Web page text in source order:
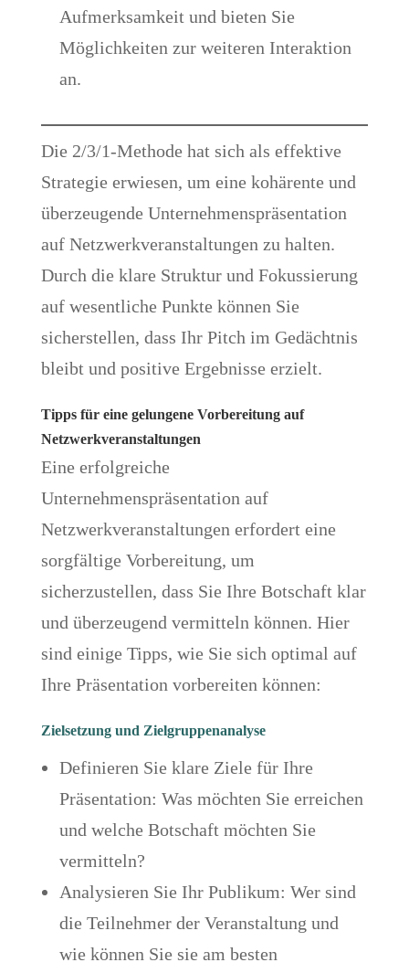
Aufmerksamkeit und bieten Sie
Möglichkeiten zur weiteren Interaktion
an.
Die 2/3/1-Methode hat sich als effektive
Strategie erwiesen, um eine kohärente und
überzeugende Unternehmenspräsentation
auf Netzwerkveranstaltungen zu halten.
Durch die klare Struktur und Fokussierung
auf wesentliche Punkte können Sie
sicherstellen, dass Ihr Pitch im Gedächtnis
bleibt und positive Ergebnisse erzielt.
Tipps für eine gelungene Vorbereitung auf
Netzwerkveranstaltungen
Eine erfolgreiche
Unternehmenspräsentation auf
Netzwerkveranstaltungen erfordert eine
sorgfältige Vorbereitung, um
sicherzustellen, dass Sie Ihre Botschaft klar
und überzeugend vermitteln können. Hier
sind einige Tipps, wie Sie sich optimal auf
Ihre Präsentation vorbereiten können:
Zielsetzung und Zielgruppenanalyse
Definieren Sie klare Ziele für Ihre
Präsentation: Was möchten Sie erreichen
und welche Botschaft möchten Sie
vermitteln?
Analysieren Sie Ihr Publikum: Wer sind
die Teilnehmer der Veranstaltung und
wie können Sie sie am besten